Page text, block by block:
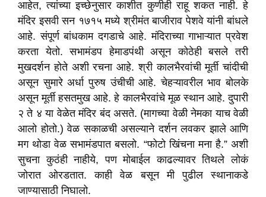
आहेत, त्यांच्या इच्छेनुसार काशीत कुणीही राहू शकत नाही. हे
मंदिर इसवी सन १७१५ मध्ये श्रीमंत बाजीराव पेशवे यांनी बांधले
आहे. संपूर्ण बांधकाम दगडाचे आहे. मंदिराच्या गाभाऱ्यात प्रवेश
करता येतो. सभामंडप हेमाडपंथी असून कोठेही बसले तरी
मुखदर्शन होते अशी रचना आहे. श्री कालभैरवांची मूर्ती चांदीची
असून सुमारे अर्धा पुरुष उंचीची आहे. चेहऱ्यावरील भाव बोलके
असून मूर्ती हसतमुख आहे. हे कालभैरवांचे मूळ स्थान आहे. दुपारी
२ ते ४ या वेळेत मंदिर बंद असते. (मागच्या वेळी नेमका याच वेळी
आलो होतो.) वेळ सकाळची असल्याने दर्शन लवकर झाले आणि
मग थोडा वेळ सभामंडपात बसलो. “फोटो खिंचना मना है.” अशी
सुचना कुठंही नाहीये, पण मोबाईल काढल्यावर तिथले लोकं
जोरात ओरडतात. काही वेळ बसून मी पुढील स्थानाकडे
जाण्यासाठी निघालो.